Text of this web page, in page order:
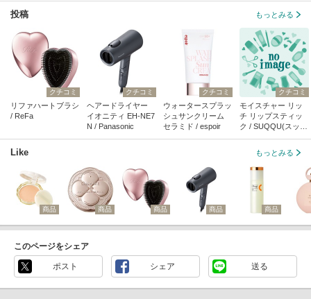
投稿 もっとみる
クチコミ
リファハートブラシ
/ ReFa
クチコミ
ヘアードライヤー
イオニティ EH-NE7
N / Panasonic
クチコミ
ウォータースプラッ
シュサンクリーム
セラミド / espoir
クチコミ
モイスチャー リッ
チ リップスティッ
ク / SUQQU(スッ
Like もっとみる
商品 商品 商品 商品 商品
このページをシェア
ポスト シェア 送る